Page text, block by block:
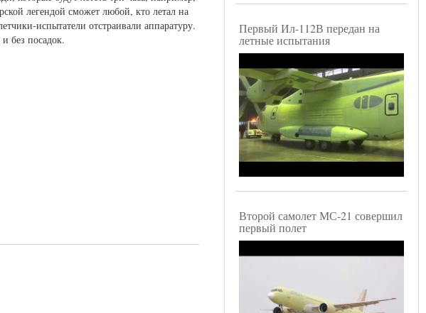
легендой сможет любой, кто летал на
испытатели отстраивали аппаратуру.
без посадок.
Первый Ил-112В передан на
летные испытания
Второй самолет МС-21 совершил
первый полет